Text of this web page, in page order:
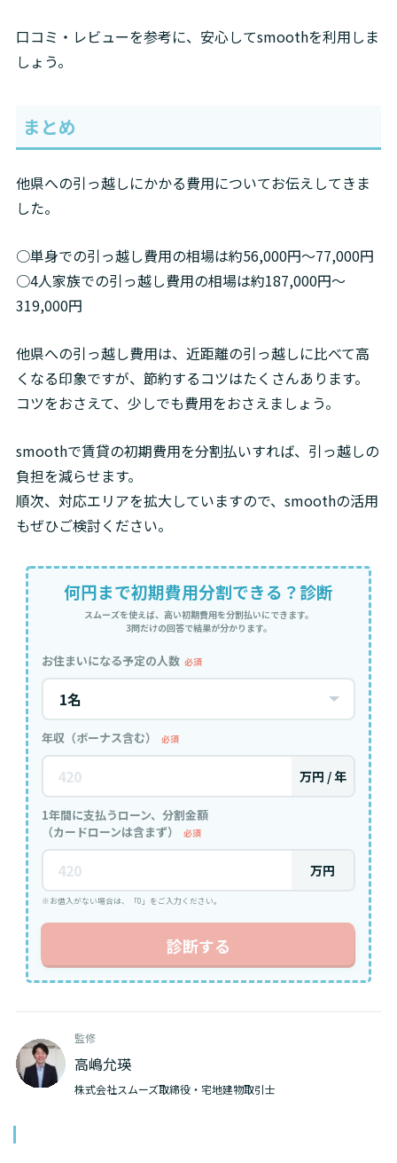
口コミ・レビューを参考に、安心してsmoothを利用しま
しょう。
まとめ
他県への引っ越しにかかる費用についてお伝えしてきま
した。
○単身での引っ越し費用の相場は約56,000円～77,000円
○4人家族での引っ越し費用の相場は約187,000円～
319,000円
他県への引っ越し費用は、近距離の引っ越しに比べて高
くなる印象ですが、節約するコツはたくさんあります。
コツをおさえて、少しでも費用をおさえましょう。
smoothで賃貸の初期費用を分割払いすれば、引っ越しの
負担を減らせます。
順次、対応エリアを拡大していますので、smoothの活用
もぜひご検討ください。
何円まで初期費用分割できる？診断
スムーズを使えば、高い初期費用を分割払いにできます。
3問だけの回答で結果が分かります。
お住まいになる予定の人数 必須
年収（ボーナス含む） 必須
万円 / 年
1年間に支払うローン、分割金額
（カードローンは含まず）
必須
万円
※お借入がない場合は、「0」をご入力ください。
診断する
監修
高嶋允瑛
株式会社スムーズ取締役・宅地建物取引士